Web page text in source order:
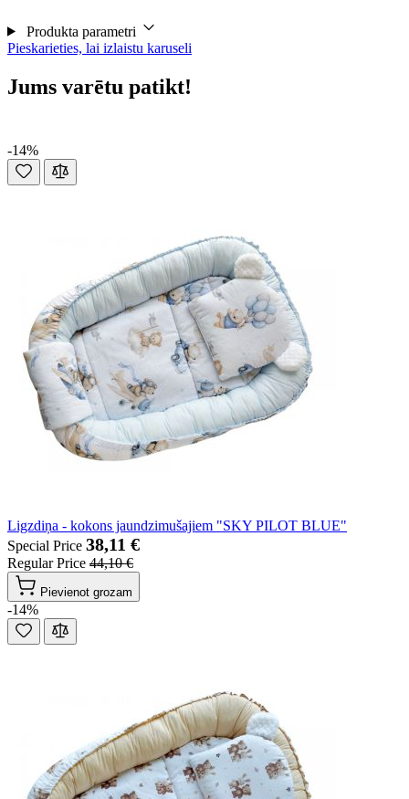
Produkta parametri
Pieskarieties, lai izlaistu karuseli
Jums varētu patikt!
-14%
Ligzdiņa - kokons jaundzimušajiem "SKY PILOT BLUE"
Special Price 38,11 €
Regular Price 44,10 €
Pievienot grozam
-14%